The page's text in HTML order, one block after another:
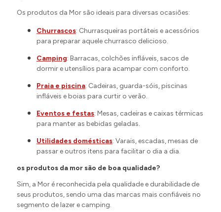
Os produtos da Mor são ideais para diversas ocasiões:
Churrascos: Churrasqueiras portáteis e acessórios
para preparar aquele churrasco delicioso.
Camping: Barracas, colchões infláveis, sacos de
dormir e utensílios para acampar com conforto.
Praia e piscina: Cadeiras, guarda-sóis, piscinas
infláveis e boias para curtir o verão.
Eventos e festas: Mesas, cadeiras e caixas térmicas
para manter as bebidas geladas.
Utilidades domésticas: Varais, escadas, mesas de
passar e outros itens para facilitar o dia a dia.
os produtos da mor são de boa qualidade?
Sim, a Mor é reconhecida pela qualidade e durabilidade de
seus produtos, sendo uma das marcas mais confiáveis no
segmento de lazer e camping.